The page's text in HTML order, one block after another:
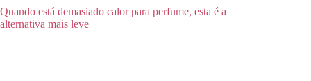
Quando está demasiado calor para perfume, esta é a
alternativa mais leve